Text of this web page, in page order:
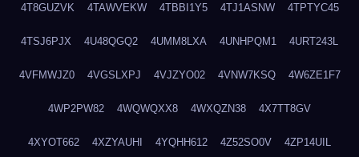
4T8GUZVK 4TAWVEKW 4TBBI1Y5 4TJ1ASNW 4TPTYC45
4TSJ6PJX 4U48QGQ2 4UMM8LXA 4UNHPQM1 4URT243L
4VFMWJZ0 4VGSLXPJ 4VJZYO02 4VNW7KSQ 4W6ZE1F7
4WP2PW82 4WQWQXX8 4WXQZN38 4X7TT8GV
4XYOT662 4XZYAUHI 4YQHH612 4Z52SO0V 4ZP14UIL